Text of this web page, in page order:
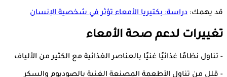
قد يهمك: دراسة: بكتيريا الأمعاء تؤثر في شخصية الإنسان
تغييرات لدعم صحة الأمعاء
- تناول نظامًا غذائيًا غنيًا بالعناصر الغذائية مع الكثير من الألياف
- قلل من تناول الأطعمة المصنعة الغنية بالصوديوم والسكر